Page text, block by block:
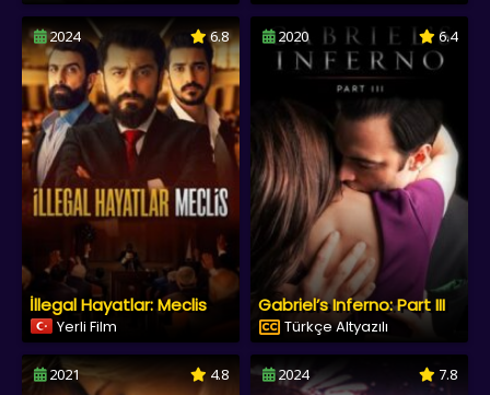
2024 6.8
İllegal Hayatlar: Meclis
Yerli Film
2020 6.4
Gabriel’s Inferno: Part III
Türkçe Altyazılı
2021 4.8 2024 7.8